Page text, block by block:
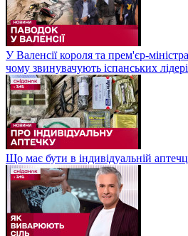
У Валенсії короля та прем'єр-
чому звинувачують іспанських
Що має бути в індивідуальній